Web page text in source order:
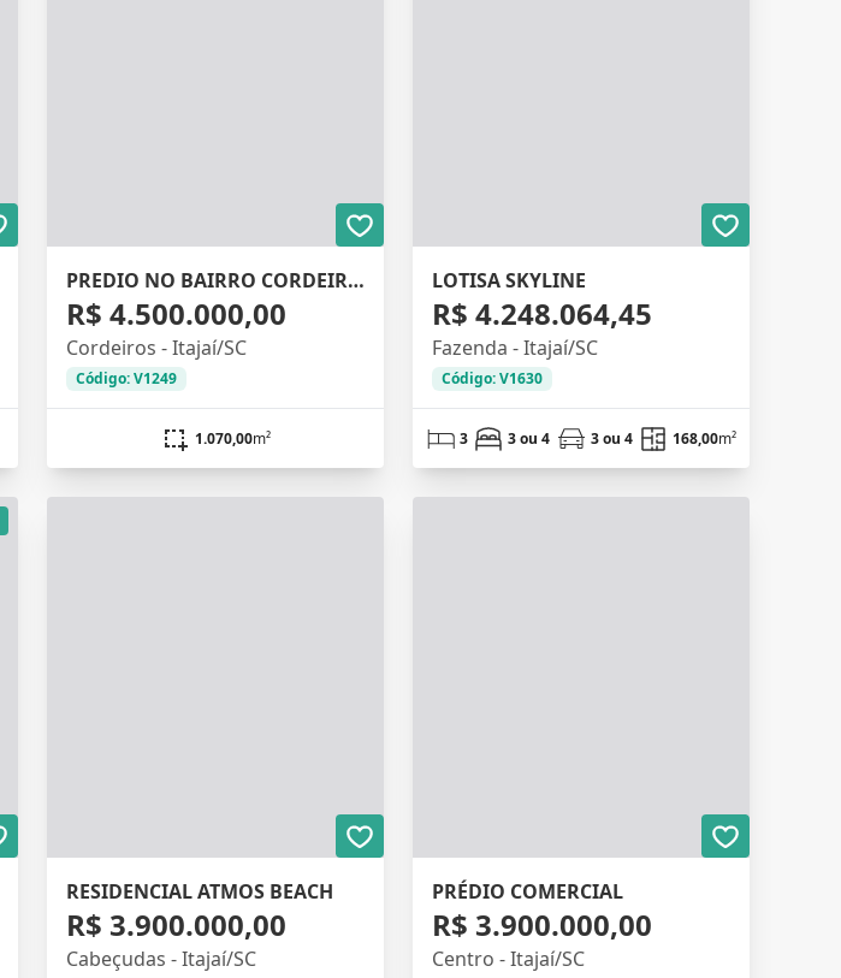
PREDIO NO BAIRRO CORDEIROS
R$ 4.500.000,00
Cordeiros - Itajaí/SC
Código: V1249
1.070,00m²
LOTISA SKYLINE
R$ 4.248.064,45
Fazenda - Itajaí/SC
Código: V1630
3 3 ou 4 3 ou 4 168,00m²
RESIDENCIAL ATMOS BEACH
R$ 3.900.000,00
Cabeçudas - Itajaí/SC
PRÉDIO COMERCIAL
R$ 3.900.000,00
Centro - Itajaí/SC